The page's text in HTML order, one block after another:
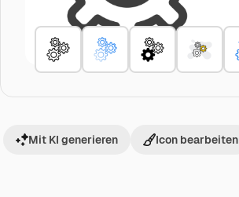
Mit KI generieren Icon bearbeiten